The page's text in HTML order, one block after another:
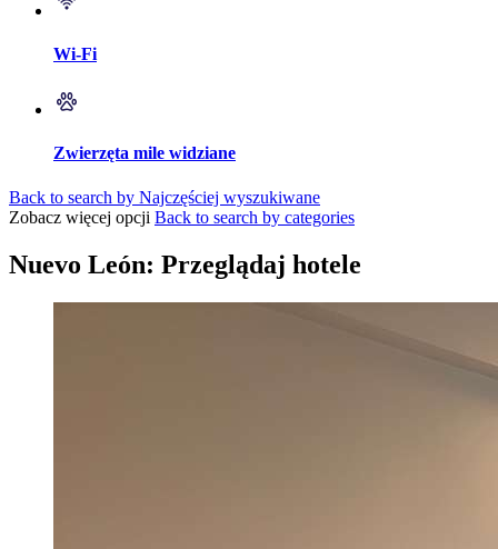
Wi-Fi
Zwierzęta mile widziane
Back to search by Najczęściej wyszukiwane
Zobacz więcej opcji Back to search by categories
Nuevo León: Przeglądaj hotele